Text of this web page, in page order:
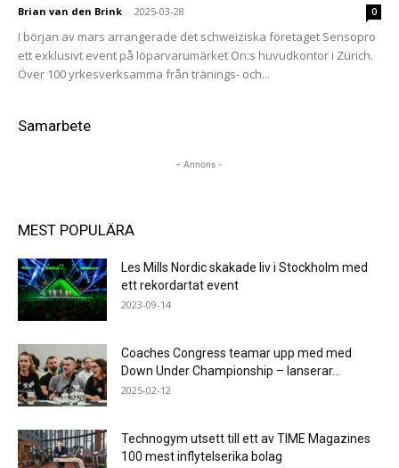
Brian van den Brink - 2025-03-28 0
I början av mars arrangerade det schweiziska företaget Sensopro
ett exklusivt event på löparvarumärket On:s huvudkontor i Zürich.
Över 100 yrkesverksamma från tränings- och...
Samarbete
- Annons -
MEST POPULÄRA
Les Mills Nordic skakade liv i Stockholm med
ett rekordartat event
2023-09-14
Coaches Congress teamar upp med med
Down Under Championship – lanserar...
2025-02-12
Technogym utsett till ett av TIME Magazines
100 mest inflytelserika bolag